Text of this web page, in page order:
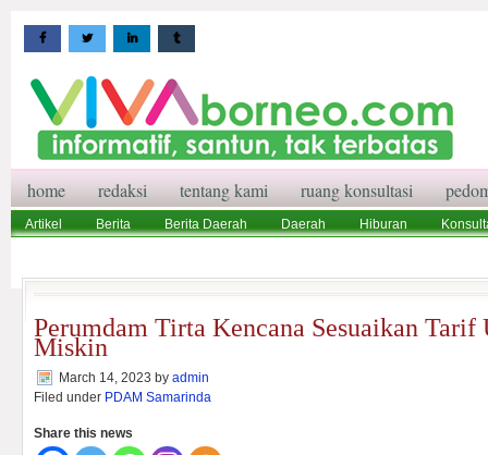
home redaksi tentang kami ruang konsultasi
Artikel Berita Berita Daerah Daerah Hiburan
Perumdam Tirta Kencana Sesuaikan Tarif
Miskin
March 14, 2023 by admin
Filed under PDAM Samarinda
Share this news